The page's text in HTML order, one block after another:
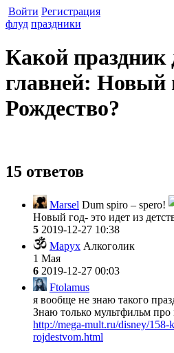
Войти Регистрация
флуд праздники
Какой праздник
главней: Новый
Рождество?
15 ответов
Marsel Dum spiro – spero!
Новый год- это идет из
5 2019-12-27 10:38
Mapyx Алкоголик
1 Мая
6 2019-12-27 00:03
Ftolamus
я вообще не знаю такого
Знаю только мультфильм про
http://mega-mult.ru/disney/158-
rojdestvom.html